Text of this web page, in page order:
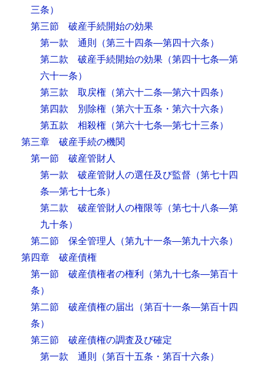
三条）
第三節 破産手続開始の効果
第一款 通則 （第三十四条―第四十六条）
第二款 破産手続開始の効果 （第四十七条―第
六十一条）
第三款 取戻権 （第六十二条―第六十四条）
第四款 別除権 （第六十五条・第六十六条）
第五款 相殺権 （第六十七条―第七十三条）
第三章 破産手続の機関
第一節 破産管財人
第一款 破産管財人の選任及び監督 （第七十四
条―第七十七条）
第二款 破産管財人の権限等 （第七十八条―第
九十条）
第二節 保全管理人 （第九十一条―第九十六条）
第四章 破産債権
第一節 破産債権者の権利 （第九十七条―第百十
条）
第二節 破産債権の届出 （第百十一条―第百十四
条）
第三節 破産債権の調査及び確定
第一款 通則 （第百十五条・第百十六条）